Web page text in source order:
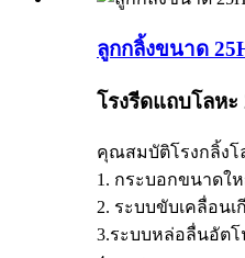
ลูกกลิ้งขนาด
โรงรีดแถบโลห
คุณสมบัติโรงกลิ้งโ
1. กระบอกขนาดใ
2. ระบบขับเคลื่อน
3.ระบบหล่อลื่นอัต